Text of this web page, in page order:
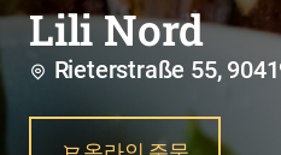
Lili Nord
Rieterstraße 55,